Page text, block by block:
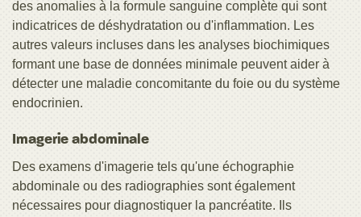
des anomalies à la formule sanguine complète qui sont
indicatrices de déshydratation ou d'inflammation. Les
autres valeurs incluses dans les analyses biochimiques
formant une base de données minimale peuvent aider à
détecter une maladie concomitante du foie ou du système
endocrinien.
Imagerie abdominale
Des examens d'imagerie tels qu'une échographie
abdominale ou des radiographies sont également
nécessaires pour diagnostiquer la pancréatite. Ils